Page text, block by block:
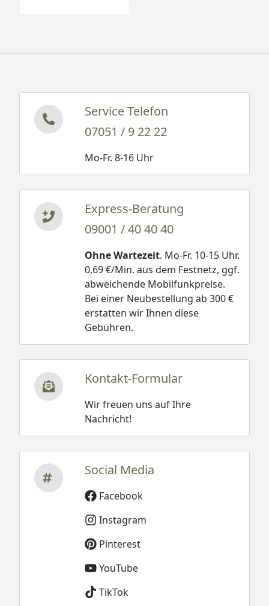
Service Telefon
07051 / 9 22 22
Mo-Fr. 8-16 Uhr
Express-Beratung
09001 / 40 40 40
Ohne Wartezeit. Mo-Fr. 10-15 Uhr.
0,69 €/Min. aus dem Festnetz, ggf.
abweichende Mobilfunkpreise.
Bei einer Neubestellung ab 300 €
erstatten wir Ihnen diese
Gebühren.
Kontakt-Formular
Wir freuen uns auf Ihre
Nachricht!
Social Media
Facebook
Instagram
Pinterest
YouTube
TikTok